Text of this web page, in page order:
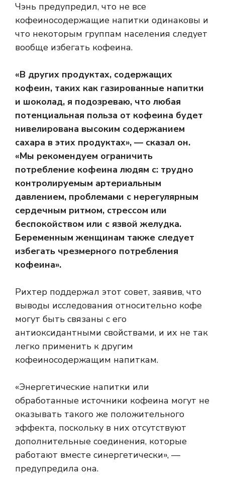
Чэнь предупредил, что не все
кофеиносодержащие напитки одинаковы и
что некоторым группам населения следует
вообще избегать кофеина.
«В других продуктах, содержащих
кофеин, таких как газированные напитки
и шоколад, я подозреваю, что любая
потенциальная польза от кофеина будет
нивелирована высоким содержанием
сахара в этих продуктах», — сказал он.
«Мы рекомендуем ограничить
потребление кофеина людям с: трудно
контролируемым артериальным
давлением, проблемами с нерегулярным
сердечным ритмом, стрессом или
беспокойством или с язвой желудка.
Беременным женщинам также следует
избегать чрезмерного потребления
кофеина».
Рихтер поддержал этот совет, заявив, что
выводы исследования относительно кофе
могут быть связаны с его
антиоксидантными свойствами, и их не так
легко применить к другим
кофеиносодержащим напиткам.
«Энергетические напитки или
обработанные источники кофеина могут не
оказывать такого же положительного
эффекта, поскольку в них отсутствуют
дополнительные соединения, которые
работают вместе синергетически», —
предупредила она.